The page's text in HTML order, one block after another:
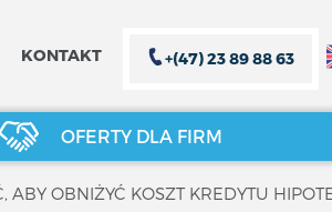
KONTAKT +(47) 23 89 88 63
OFERTY DLA FIRM